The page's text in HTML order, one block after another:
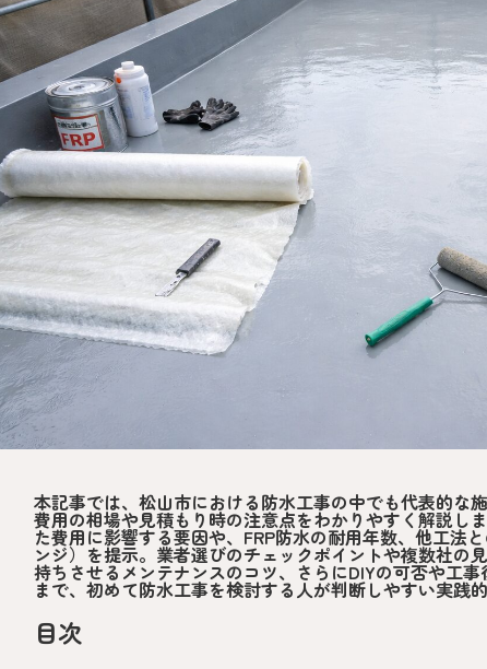
本記事では、松山市における防水工事の中でも代表的な
費用の相場や見積もり時の注意点をわかりやすく解説し
た費用に影響する要因や、FRP防水の耐用年数、他工法
ンジ）を提示。業者選びのチェックポイントや複数社の
持ちさせるメンテナンスのコツ、さらにDIYの可否や工
まで、初めて防水工事を検討する人が判断しやすい実践
目次